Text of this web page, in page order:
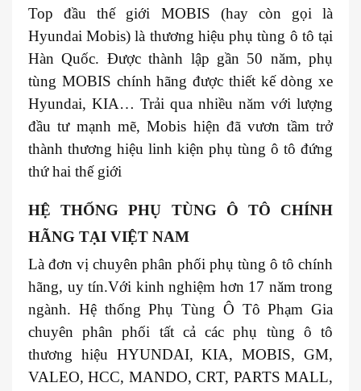
Top đầu thế giới MOBIS (hay còn gọi là
Hyundai Mobis) là thương hiệu phụ tùng ô tô tại
Hàn Quốc. Được thành lập gần 50 năm, phụ
tùng MOBIS chính hãng được thiết kế dòng xe
Hyundai, KIA… Trải qua nhiều năm với lượng
đầu tư mạnh mẽ, Mobis hiện đã vươn tầm trở
thành thương hiệu linh kiện phụ tùng ô tô đứng
thứ hai thế giới
HỆ THỐNG PHỤ TÙNG Ô TÔ CHÍNH
HÃNG TẠI VIỆT NAM
Là đơn vị chuyên phân phối phụ tùng ô tô chính
hãng, uy tín.Với kinh nghiệm hơn 17 năm trong
ngành. Hệ thống Phụ Tùng Ô Tô Phạm Gia
chuyên phân phối tất cả các phụ tùng ô tô
thương hiệu HYUNDAI, KIA, MOBIS, GM,
VALEO, HCC, MANDO, CRT, PARTS MALL,